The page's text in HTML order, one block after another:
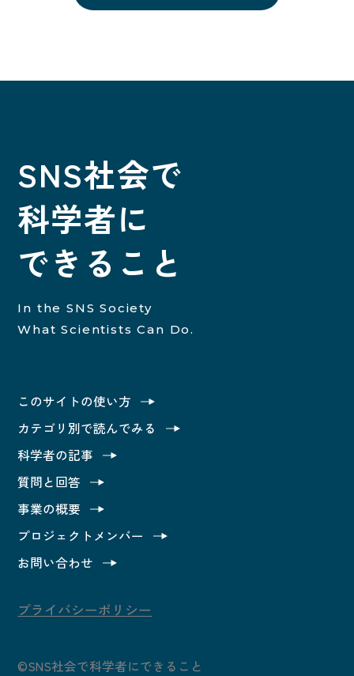
SNS社会で
科学者に
できること
In the SNS Society
What Scientists Can Do.
このサイトの使い方
カテゴリ別で読んでみる
科学者の記事
質問と回答
事業の概要
プロジェクトメンバー
お問い合わせ
プライバシーポリシー
©SNS社会で科学者にできること